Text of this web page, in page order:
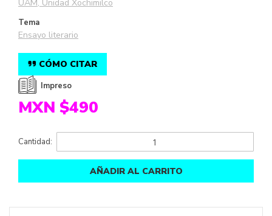
UAM, Unidad Xochimilco
Tema
Ensayo literario
CÓMO CITAR
Impreso
MXN $490
Cantidad:
AÑADIR AL CARRITO